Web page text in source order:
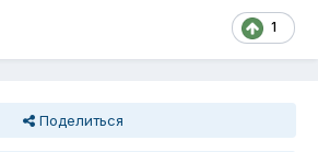
1
Поделиться